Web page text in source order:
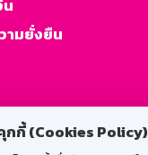
กกี้ (Cookies Policy)
น
ามยั่งยืน
GSB Society: